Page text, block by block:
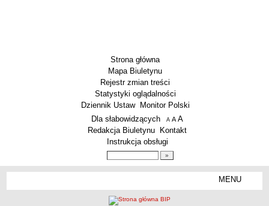
Strona główna
Mapa Biuletynu
Rejestr zmian treści
Statystyki oglądalności
Dziennik Ustaw
Monitor Polski
Menu dodatkowe
Dla słabowidzących A pomniejsz czcionkę
A standardowy rozmiar czcionki
A
Redakcja Biuletynu
Kontakt
Instrukcja obsługi
MENU